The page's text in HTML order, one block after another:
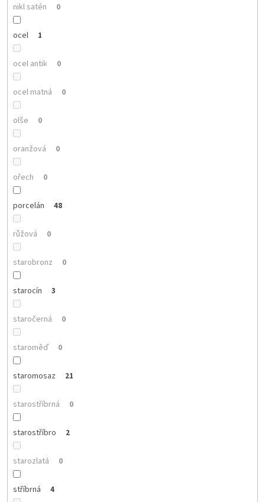
nikl satén 0
ocel 1
ocel antik 0
ocel matná 0
olše 0
oranžová 0
ořech 0
porcelán 48
růžová 0
starobronz 0
starocín 3
staročerná 0
staroměď 0
staromosaz 21
starostříbrná 0
starostříbro 2
starozlatá 0
stříbrná 4